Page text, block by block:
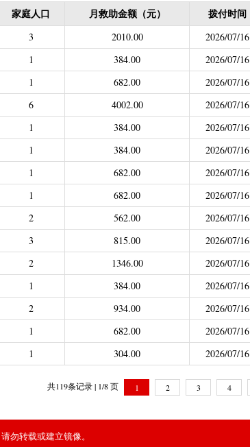
残疾人医疗保险
农村危房改造
| 广东省贫困归侨扶贫救助专项补助
训补贴 | 灵活就业人员社会保险补贴
障局）
大中型水库移民后期扶持资金（移民办）
家庭人口 月救助金额（元） 拨付时间
3 2010.00
2026/07/16
1 384.00
2026/07/16
1 682.00
2026/07/16
6 4002.00
2026/07/16
1 384.00
2026/07/16
1 384.00
2026/07/16
1 682.00
2026/07/16
1 682.00
2026/07/16
2 562.00
2026/07/16
3 815.00
2026/07/16
2 1346.00
2026/07/16
1 384.00
2026/07/16
2 934.00
2026/07/16
1 682.00
2026/07/16
1 304.00 2026/07/16
共119条记录 | 1/8 页 1 2 3 4
勿转载或建立镜像。